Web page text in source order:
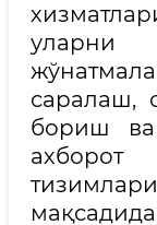
саралаш,
бориш ва